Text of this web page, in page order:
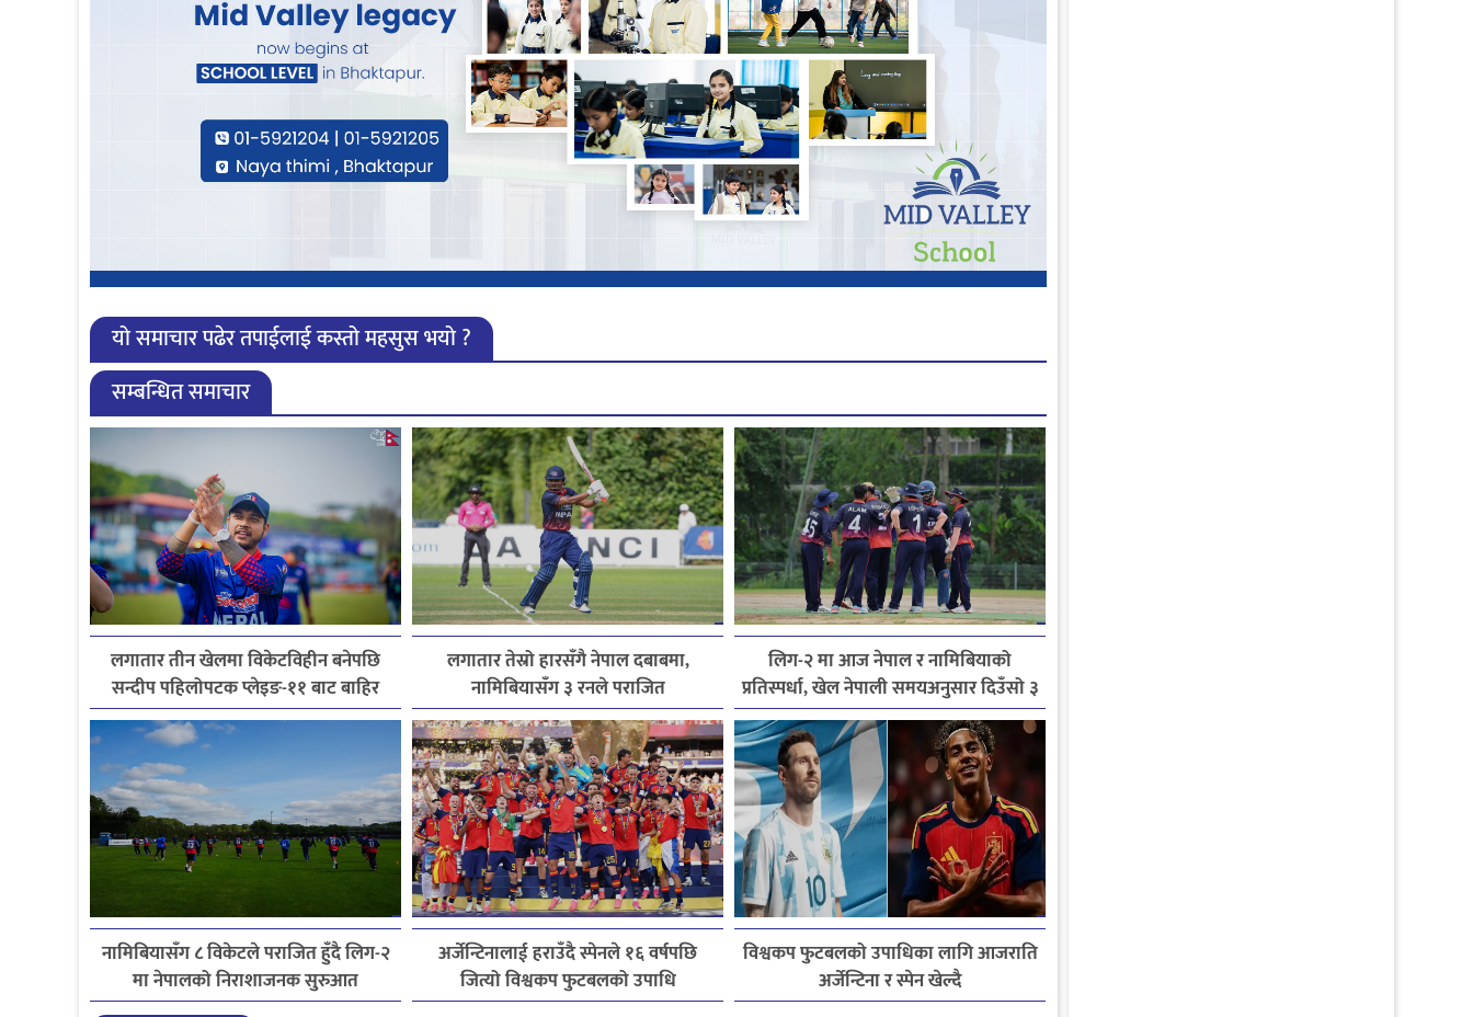
यो समाचार पढेर तपाईलाई कस्तो महसुस भयो ?
सम्बन्धित समाचार
लगातार तीन खेलमा विकेटविहीन बनेपछि
सन्दीप पहिलोपटक प्लेइङ-११ बाट बाहिर
लगातार तेस्रो हारसँगै नेपाल दबाबमा,
नामिबियासँग ३ रनले पराजित
लिग-२ मा आज नेपाल र नामिबियाको
प्रतिस्पर्धा, खेल नेपाली समयअनुसार दिउँसो ३
बजे सुरु हुने
नामिबियासँग ८ विकेटले पराजित हुँदै लिग-२
मा नेपालको निराशाजनक सुरुआत
अर्जेन्टिनालाई हराउँदै स्पेनले १६ वर्षपछि
जित्यो विश्वकप फुटबलको उपाधि
विश्वकप फुटबलको उपाधिका लागि आजराति
अर्जेन्टिना र स्पेन खेल्दै